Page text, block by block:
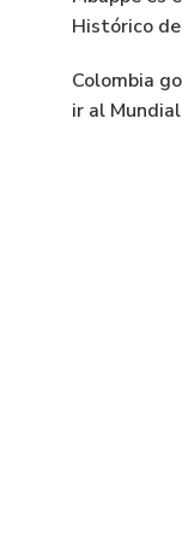
Histórico
Colombia
ir al Mundial